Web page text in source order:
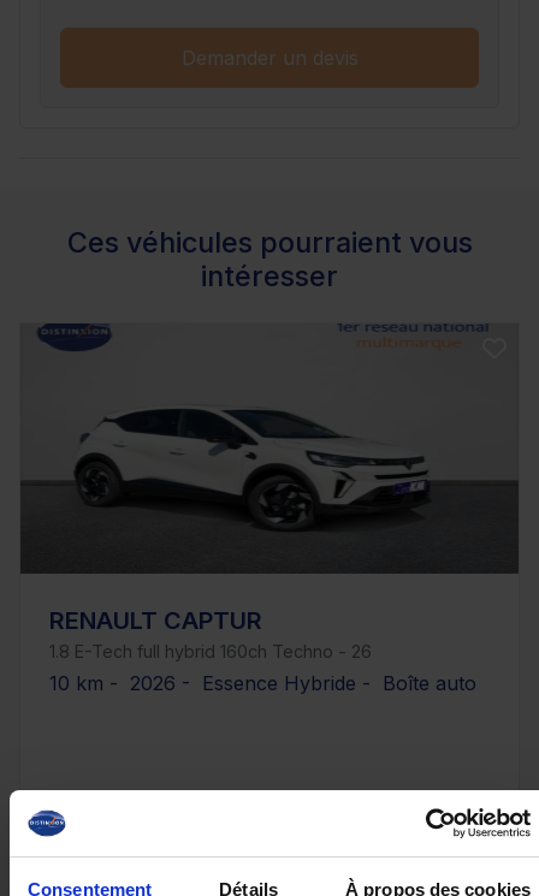
Consentement Détails À propos des cookies
Demander un devis
Ces véhicules pourraient vous
intéresser
RENAULT CAPTUR
1.8 E-Tech full hybrid 160ch Techno - 26
10 km - 2026 - Essence Hybride - Boîte auto
27 960€